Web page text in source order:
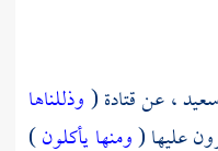
سعيد ،عنقتادة(وذللناها
عليها (ومنها يأكلون)